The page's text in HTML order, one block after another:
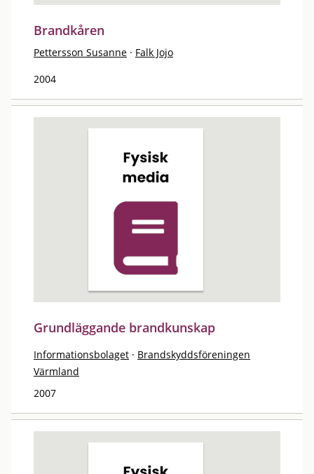
Brandkåren
Pettersson Susanne · Falk Jojo
2004
Grundläggande brandkunskap
Informationsbolaget · Brandskyddsföreningen
Värmland
2007